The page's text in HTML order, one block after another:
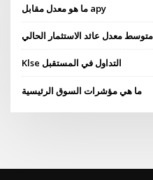
ما هو معدل مقابل apy
متوسط ​​معدل عائد الاستثمار الحالي
Klse التداول في المستقبل
ما هي مؤشرات السوق الرئيسية